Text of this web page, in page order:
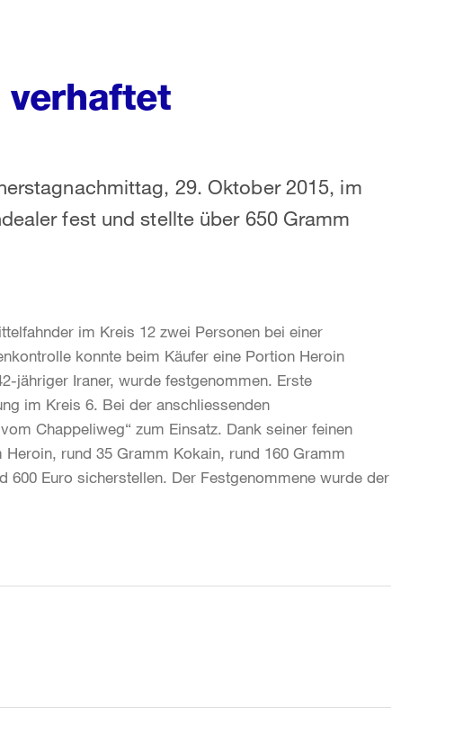
verhaftet
29. Oktober 2015, im
fest und stellte über 650 Gramm
im Kreis 12 zwei Personen bei einer
konnte beim Käufer eine Portion Heroin
jähriger Iraner, wurde festgenommen. Erste
im Kreis 6. Bei der anschliessenden
Chappeliweg“ zum Einsatz. Dank seiner feinen
rund 35 Gramm Kokain, rund 160 Gramm
600 Euro sicherstellen. Der Festgenommene wurde der